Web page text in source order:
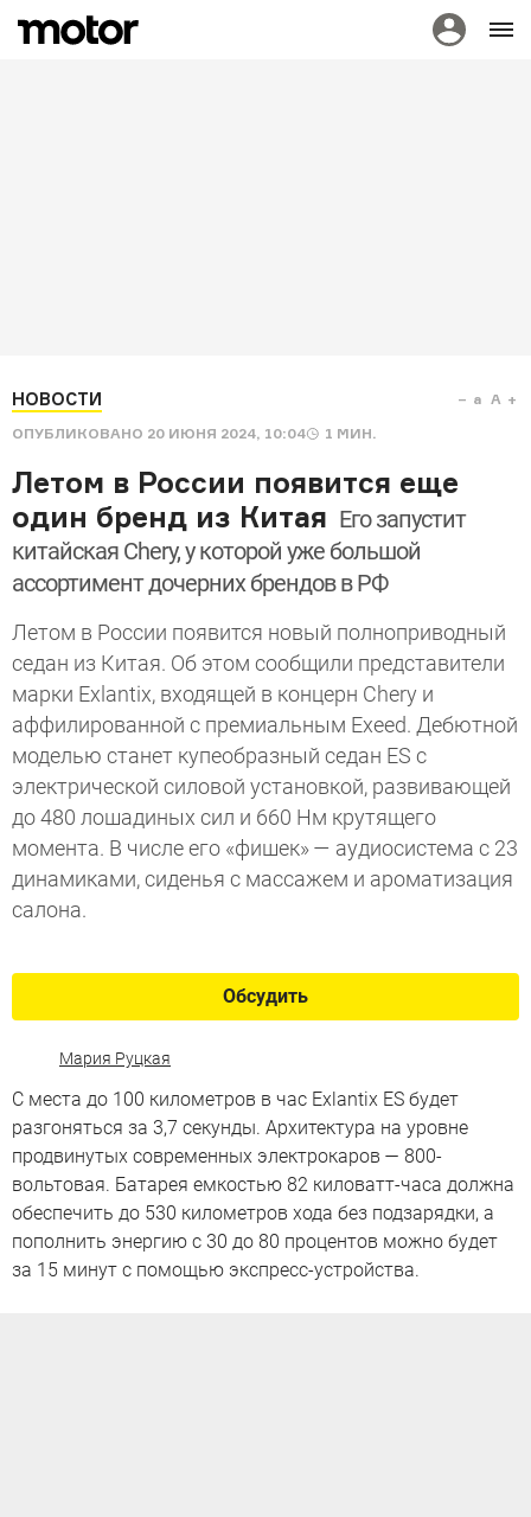
НОВОСТИ
ОПУБЛИКОВАНО 20 ИЮНЯ 2024, 10:04 1 МИН.
a A
Летом в России появится еще
один бренд из Китая Его запустит
китайская Chery, у которой уже большой
ассортимент дочерних брендов в РФ
Летом в России появится новый полноприводный
седан из Китая. Об этом сообщили представители
марки Exlantix, входящей в концерн Chery и
аффилированной с премиальным Exeed. Дебютной
моделью станет купеобразный седан ES с
электрической силовой установкой, развивающей
до 480 лошадиных сил и 660 Нм крутящего
момента. В числе его «фишек» — аудиосистема с 23
динамиками, сиденья с массажем и ароматизация
салона.
Обсудить
Мария Руцкая
С места до 100 километров в час Exlantix ES будет
разгоняться за 3,7 секунды. Архитектура на уровне
продвинутых современных электрокаров — 800-
вольтовая. Батарея емкостью 82 киловатт-часа должна
обеспечить до 530 километров хода без подзарядки, а
пополнить энергию с 30 до 80 процентов можно будет
за 15 минут с помощью экспресс-устройства.